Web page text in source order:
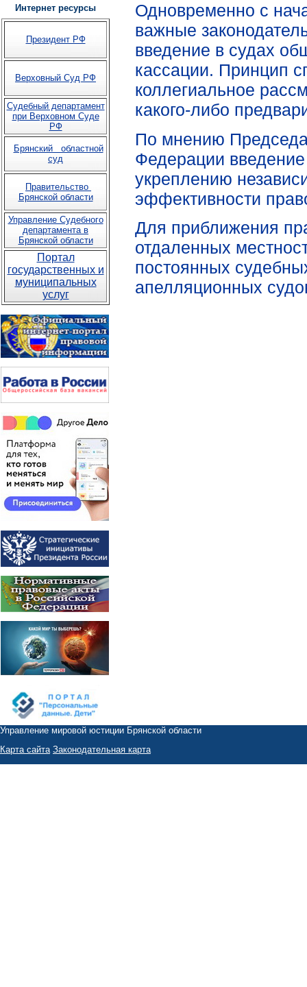
Интернет ресурсы
Президент РФ
Верховный Суд РФ
Судебный департамент
при Верховном Суде
РФ
Брянский областной
суд
Правительство
Брянской области
Управление Судебного
департамента в
Брянской области
Портал
государственных и
муниципальных
услуг
Одновременно с
важные
введение в судах
кассации. Принцип
коллегиальное
какого-либо
По мнению
Федерации введение
укреплению
эффективности
Для приближения
отдаленных
постоянных
апелляционных
Управление мировой юстиции Брянской области
Карта сайта Законодательная карта